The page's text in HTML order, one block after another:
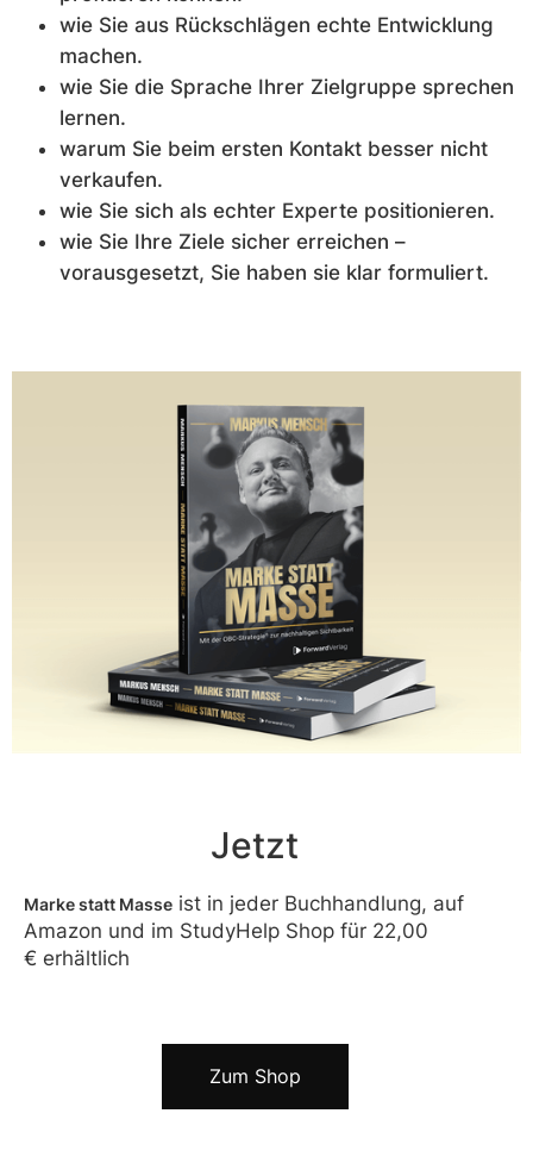
wie Sie aus Rückschlägen echte Entwicklung
machen.
wie Sie die Sprache Ihrer Zielgruppe sprechen
lernen.
warum Sie beim ersten Kontakt besser nicht
verkaufen.
wie Sie sich als echter Experte positionieren.
wie Sie Ihre Ziele sicher erreichen –
vorausgesetzt, Sie haben sie klar formuliert.
Jetzt
Marke statt Masse ist in jeder Buchhandlung, auf
Amazon und im StudyHelp Shop für 22,00
€ erhältlich
Zum Shop